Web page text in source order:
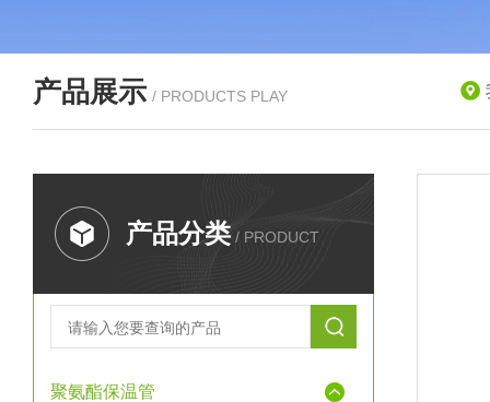
产品展示 / PRODUCTS PLAY
产品分类 / PRODUCT
聚氨酯保温管